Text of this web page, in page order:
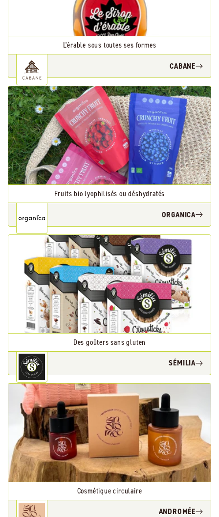
L'érable sous toutes ses formes
CABANE
Fruits bio lyophilisés ou déshydratés
ORGANICA
Des goûters sans gluten
SÉMILIA
Cosmétique circulaire
ANDROMÉE